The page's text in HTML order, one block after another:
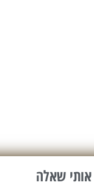
שאלה